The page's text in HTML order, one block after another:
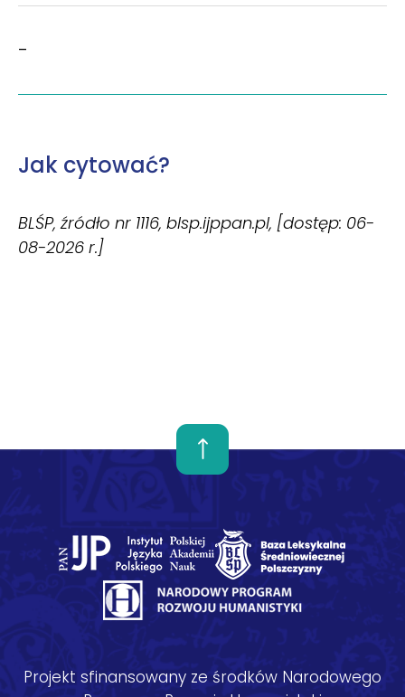
–
Jak cytować?
BLŚP, źródło nr 1116, blsp.ijppan.pl, [dostęp: 06-
08-2026 r.]
Projekt sfinansowany ze środków Narodowego